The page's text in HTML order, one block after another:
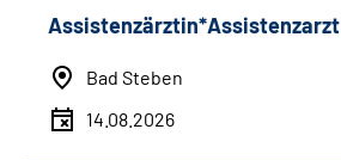
Assistenzärztin*Assistenzarzt
Bad Steben
14.08.2026